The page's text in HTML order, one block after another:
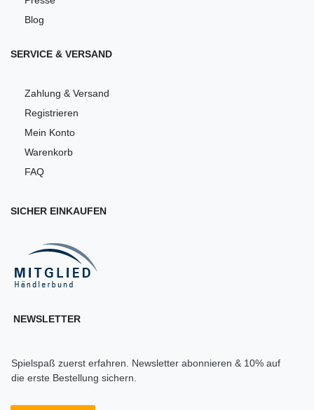
Blog
SERVICE & VERSAND
Zahlung & Versand
Registrieren
Mein Konto
Warenkorb
FAQ
SICHER EINKAUFEN
NEWSLETTER
Spielspaß zuerst erfahren. Newsletter abonnieren & 10% auf
die erste Bestellung sichern.